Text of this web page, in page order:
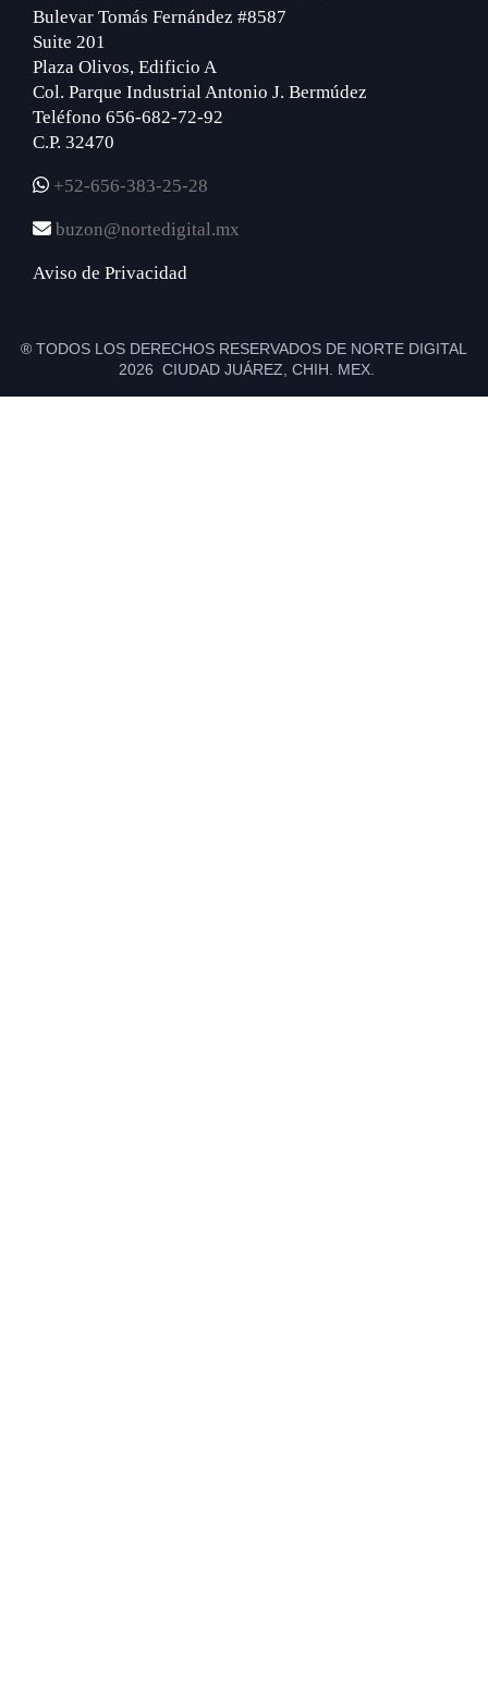
Bulevar Tomás Fernández #8587
Suite 201
Plaza Olivos, Edificio A
Col. Parque Industrial Antonio J. Bermúdez
Teléfono 656-682-72-92
C.P. 32470
+52-656-383-25-28
buzon@nortedigital.mx
Aviso de Privacidad
® TODOS LOS DERECHOS RESERVADOS DE NORTE DIGITAL
2026 CIUDAD JUÁREZ, CHIH. MEX.